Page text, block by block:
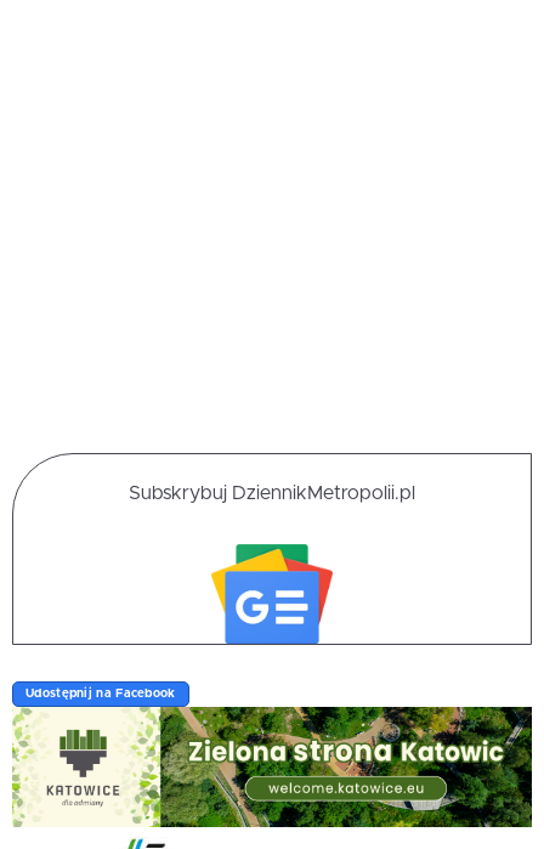
Subskrybuj DziennikMetropolii.pl
Udostępnij na Facebook